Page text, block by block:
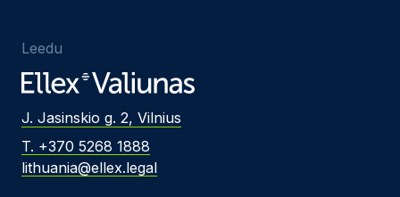
Leedu
J. Jasinskio g. 2, Vilnius
T. +370 5268 1888
lithuania@ellex.legal